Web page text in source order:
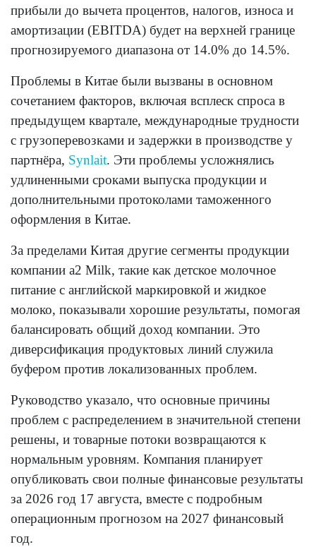
прибыли до вычета процентов, налогов, износа и
амортизации (EBITDA) будет на верхней границе
прогнозируемого диапазона от 14.0% до 14.5%.
Проблемы в Китае были вызваны в основном
сочетанием факторов, включая всплеск спроса в
предыдущем квартале, международные трудности
с грузоперевозками и задержки в производстве у
партнёра, Synlait. Эти проблемы усложнялись
удлиненными сроками выпуска продукции и
дополнительными протоколами таможенного
оформления в Китае.
За пределами Китая другие сегменты продукции
компании a2 Milk, такие как детское молочное
питание с английской маркировкой и жидкое
молоко, показывали хорошие результаты, помогая
балансировать общий доход компании. Это
диверсификация продуктовых линий служила
буфером против локализованных проблем.
Руководство указало, что основные причины
проблем с распределением в значительной степени
решены, и товарные потоки возвращаются к
нормальным уровням. Компания планирует
опубликовать свои полные финансовые результаты
за 2026 год 17 августа, вместе с подробным
операционным прогнозом на 2027 финансовый
год.